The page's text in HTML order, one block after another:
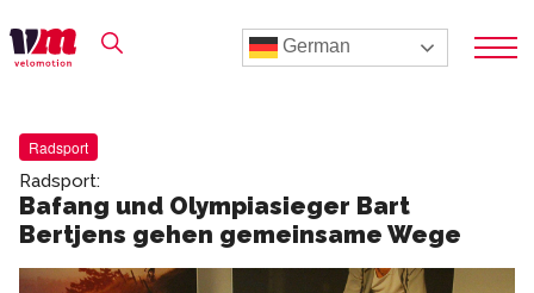
German
Radsport
Radsport:
Bafang und Olympiasieger Bart
Bertjens gehen gemeinsame Wege